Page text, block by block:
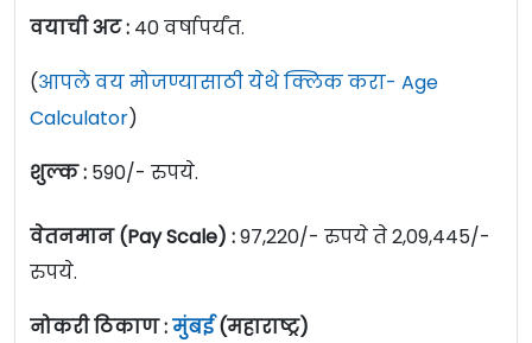
वयाची अट : 40 वर्षापर्यंत.
(आपले वय मोजण्यासाठी येथे क्लिक करा- Age
Calculator)
शुल्क : 590/- रुपये.
वेतनमान (Pay Scale) :97,220/- रुपये ते 2,09,445/-
रुपये.
नोकरी ठिकाण :मुंबई(महाराष्ट्र)